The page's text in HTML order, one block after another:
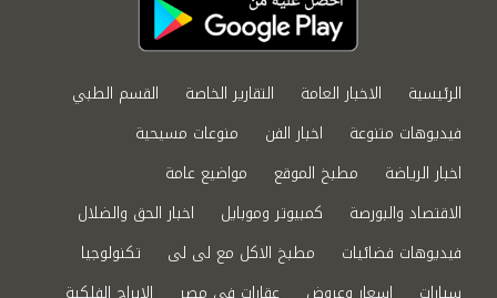
الرئيسية الاخبار العامة التقارير الخاصة
القسم الطبي
فيديوهات متنوعة
اخبار الفن
منوعات مسيحية
اخبار الرياضة
مطبخ الموقع
مواضيع عامة
الاقتصاد والبورصة
كمبيوتر وموبايل
اخبار الحق والضلال
فيديوهات فضائيات
مطبخ الاكل مع لى لى
تكنولوجيا